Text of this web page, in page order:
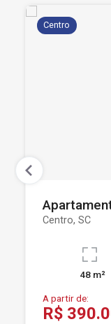
Centro
Centro, SC
48 m²
A partir de:
R$